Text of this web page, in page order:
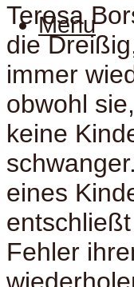
Menu
Teresa
die
immer
obwohl
keine
eines
Fehler